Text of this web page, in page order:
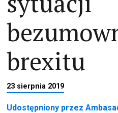
brexitu
23 sierpnia 2019
Udostępniony przez